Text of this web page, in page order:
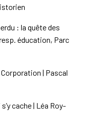
: la quête des
éducation, Parc
| Pascal
cache | Léa Roy-